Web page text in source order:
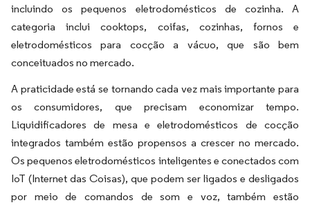
incluindo os pequenos eletrodomésticos de cozinha. A
categoria inclui cooktops, coifas, cozinhas, fornos e
eletrodomésticos para cocção a vácuo, que são bem
conceituados no mercado.
A praticidade está se tornando cada vez mais importante para
os consumidores, que precisam economizar tempo.
Liquidificadores de mesa e eletrodomésticos de cocção
integrados também estão propensos a crescer no mercado.
Os pequenos eletrodomésticos inteligentes e conectados com
IoT (Internet das Coisas), que podem ser ligados e desligados
por meio de comandos de som e voz, também estão